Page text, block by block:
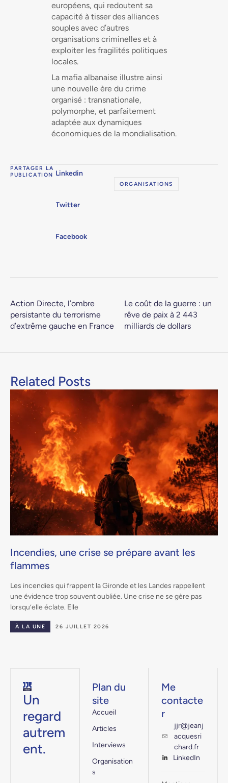
européens, qui redoutent sa
capacité à tisser des alliances
souples avec d’autres
organisations criminelles et à
exploiter les fragilités politiques
locales.
La mafia albanaise illustre ainsi
une nouvelle ère du crime
organisé : transnationale,
polymorphe, et parfaitement
adaptée aux dynamiques
économiques de la mondialisation.
PARTAGER LA
PUBLICATION Linkedin
Twitter
Facebook
ORGANISATIONS
Action Directe, l’ombre
persistante du terrorisme
d’extrême gauche en France
Le coût de la guerre : un
rêve de paix à 2 443
milliards de dollars
Related Posts
Incendies, une crise se prépare avant les
flammes
Les incendies qui frappent la Gironde et les Landes rappellent
une évidence trop souvent oubliée. Une crise ne se gère pas
lorsqu’elle éclate. Elle
26 JUILLET 2026
À LA UNE
Un
regard
autrem
ent.
Plan du
site
Accueil
Articles
Interviews
Organisation
s
Me
contacte
r
jjr@jeanj
acquesri
chard.fr
LinkedIn